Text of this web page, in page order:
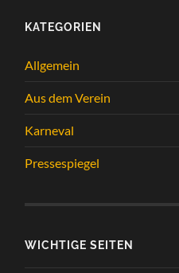
KATEGORIEN
Allgemein
Aus dem Verein
Karneval
Pressespiegel
WICHTIGE SEITEN